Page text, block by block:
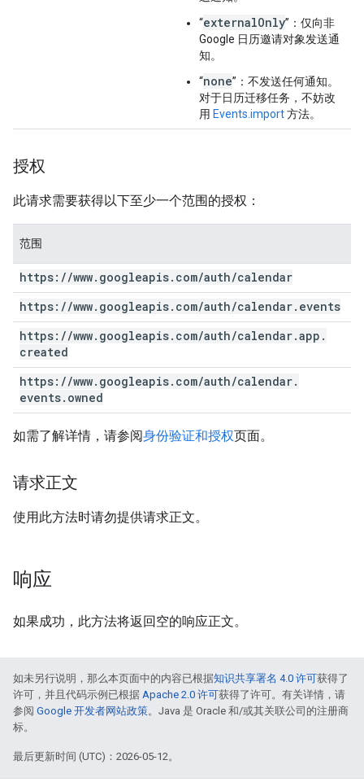
“externalOnly”：仅向非
Google 日历邀请对象发送通
知。
“none”：不发送任何通知。
对于日历迁移任务，不妨改
用 Events.import方法。
授权
此请求需要获得以下至少一个范围的授权：
范围
https: //www. googleapis. com/auth/calendar
https: //www. googleapis. com/auth/calendar. events
https: //www. googleapis. com/auth/calendar.app .
created
https: //www. googleapis. com/auth/calendar.
events. owned
如需了解详情，请参阅身份验证和授权页面。
请求正文
使用此方法时请勿提供请求正文。
响应
如果成功，此方法将返回空的响应正文。
如未另行说明，那么本页面中的内容已根据知识共享署名 4.0 许可获得了
许可，并且代码示例已根据 Apache 2.0 许可获得了许可。有关详情，请
参阅 Google 开发者网站政策。Java 是 Oracle 和/或其关联公司的注册商
标。
最后更新时间 (UTC)：2026-05-12。